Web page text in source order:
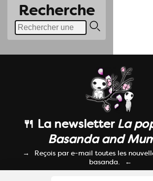
Recherche
🍴 La newsletterLa
Basanda and
Reçois par e-mail toutes les
basanda.